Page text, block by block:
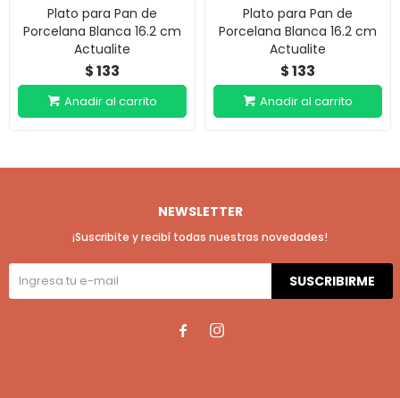
Plato para Pan de
Porcelana Blanca 16.2 cm
Actualite
$133
Plato para Pan de
Porcelana Blanca 16.2 cm
Actualite
$133
NEWSLETTER
¡Suscribite y recibí todas nuestras novedades!
SUSCRIBIRME
 